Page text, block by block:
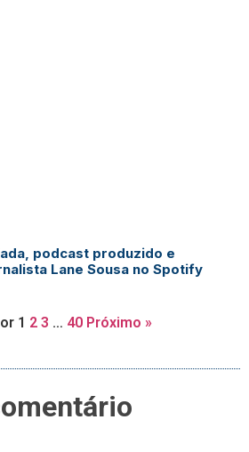
podcast produzido e
Lane Sousa no Spotify
1 2 3 … 40 Próximo »